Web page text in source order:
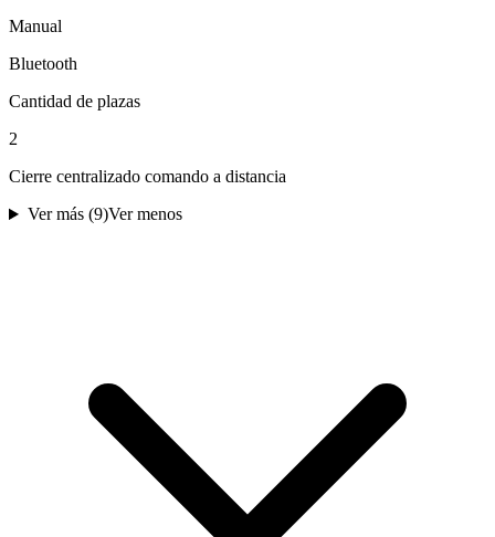
Manual
Bluetooth
Cantidad de plazas
2
Cierre centralizado comando a distancia
Ver más (9)Ver menos